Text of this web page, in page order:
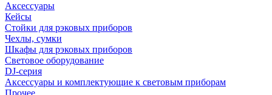
Аксессуары
Кейсы
Стойки для рэковых приборов
Чехлы, сумки
Шкафы для рэковых приборов
Световое оборудование
DJ-серия
Аксессуары и комплектующие к световым приборам
Прочее